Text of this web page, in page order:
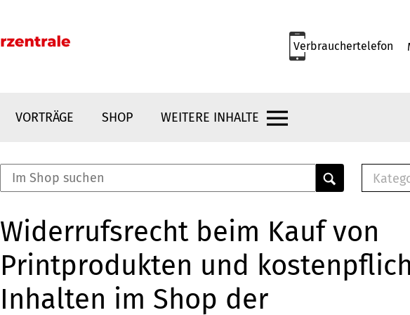
Verbrauchertelefon
VORTRÄGE SHOP WEITERE INHALTE
Widerrufsrecht beim Kauf von
Printprodukten und
Inhalten im Shop der